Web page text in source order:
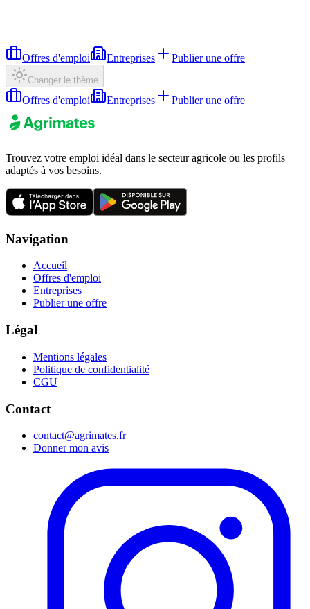
Offres d'emploi Entreprises Publier une offre
Changer le thème
Offres d'emploi Entreprises Publier une offre
Trouvez votre emploi idéal dans le secteur agricole ou les profils
adaptés à vos besoins.
Navigation
Accueil
Offres d'emploi
Entreprises
Publier une offre
Légal
Mentions légales
Politique de confidentialité
CGU
Contact
contact@agrimates.fr
Donner mon avis